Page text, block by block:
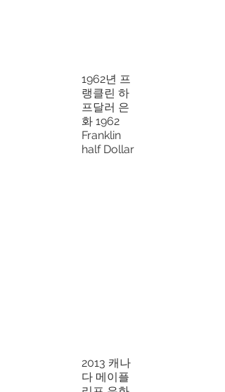
1962년 프
랭클린 하
프달러 은
화 1962
Franklin
half Dollar
2013 캐나
다 메이플